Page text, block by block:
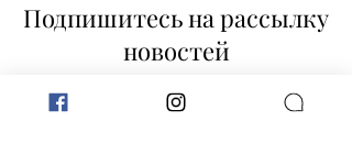
Подпишитесь на рассылку
новостей
Не пропускайте ничего нового!